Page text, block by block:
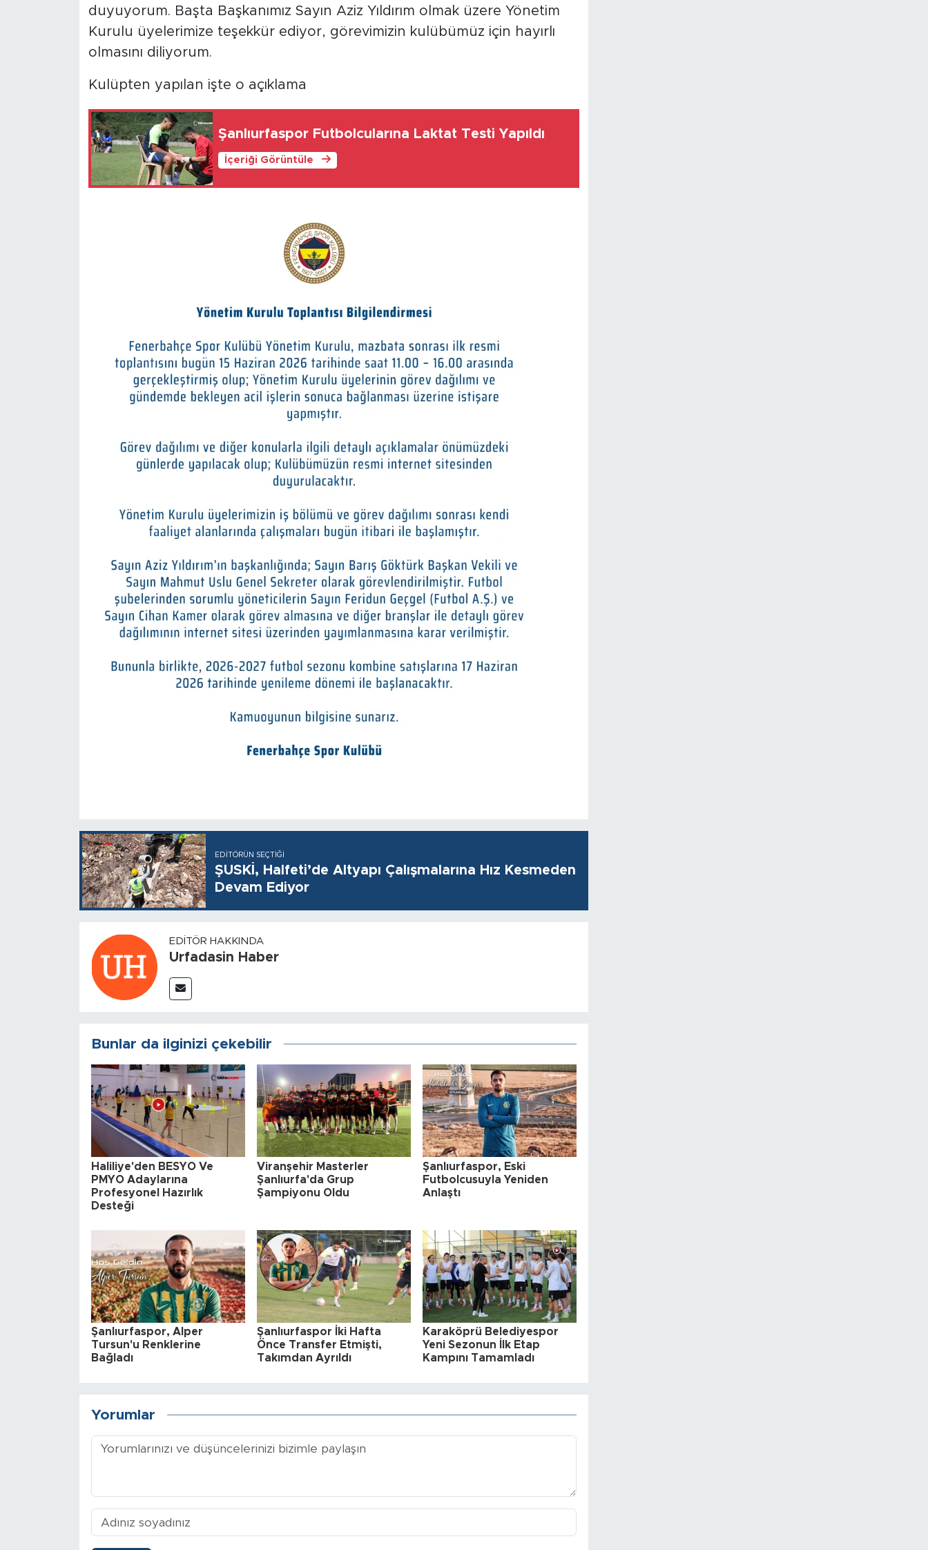
duyuyorum. Başta Başkanımız Sayın Aziz Yıldırım olmak üzere Yönetim
Kurulu üyelerimize teşekkür ediyor, görevimizin kulübümüz için hayırlı
olmasını diliyorum.
Kulüpten yapılan işte o açıklama
Şanlıurfaspor Futbolcularına Laktat Testi Yapıldı
İçeriği Görüntüle
EDITÖRÜN SEÇTIĞI
ŞUSKİ, Halfeti’de Altyapı Çalışmalarına Hız Kesmeden
Devam Ediyor
EDITÖR HAKKINDA
Urfadasin Haber
Bunlar da ilginizi çekebilir
Haliliye'den BESYO Ve
PMYO Adaylarına
Profesyonel Hazırlık
Desteği
Viranşehir Masterler
Şanlıurfa'da Grup
Şampiyonu Oldu
Şanlıurfaspor, Eski
Futbolcusuyla Yeniden
Anlaştı
Şanlıurfaspor, Alper
Tursun'u Renklerine
Bağladı
Şanlıurfaspor İki Hafta
Önce Transfer Etmişti,
Takımdan Ayrıldı
Karaköprü Belediyespor
Yeni Sezonun İlk Etap
Kampını Tamamladı
Yorumlar